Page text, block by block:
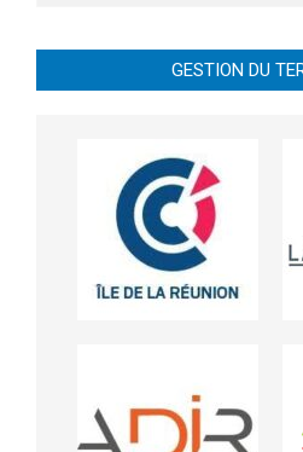
GESTION DU